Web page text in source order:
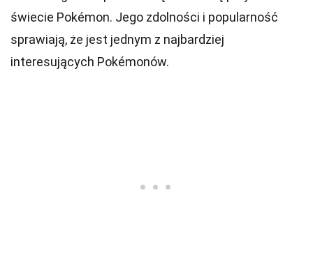
świecie Pokémon. Jego zdolności i popularność
sprawiają, że jest jednym z najbardziej
interesujących Pokémonów.